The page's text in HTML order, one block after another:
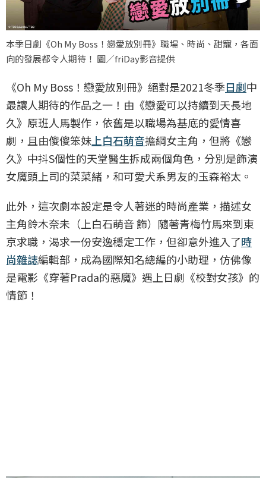
本季日劇《Oh My Boss！戀愛放別冊》職場、時尚、甜寵，各面
向的發展都令人期待！ 圖／friDay影音提供
《Oh My Boss！戀愛放別冊》絕對是2021冬季日劇中
最讓人期待的作品之一！由《戀愛可以持續到天長地
久》原班人馬製作，依舊是以職場為基底的愛情喜
劇，且由傻傻笨妹上白石萌音擔綱女主角，但將《戀
久》中抖S個性的天堂醫生拆成兩個角色，分別是飾演
女魔頭上司的菜菜緒，和可愛犬系男友的玉森裕太。
此外，這次劇本設定是令人著迷的時尚產業，描述女
主角鈴木奈未（上白石萌音 飾）隨著青梅竹馬來到東
京求職，渴求一份安逸穩定工作，但卻意外進入了時
尚雜誌編輯部，成為國際知名總編的小助理，仿佛像
是電影《穿著Prada的惡魔》遇上日劇《校對女孩》的
情節！